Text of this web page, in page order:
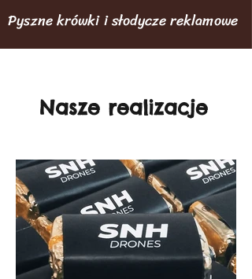
Pyszne krówki i słodycze reklamowe
Nasze realizacje